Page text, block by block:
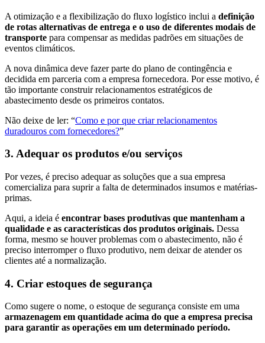
A otimização e a flexibilização do fluxo logístico inclui a definição
de rotas alternativas de entrega e o uso de diferentes modais de
transporte para compensar as medidas padrões em situações de
eventos climáticos.
A nova dinâmica deve fazer parte do plano de contingência e
decidida em parceria com a empresa fornecedora. Por esse motivo, é
tão importante construir relacionamentos estratégicos de
abastecimento desde os primeiros contatos.
Não deixe de ler: “Como e por que criar relacionamentos
duradouros com fornecedores?”
3. Adequar os produtos e/ou serviços
Por vezes, é preciso adequar as soluções que a sua empresa
comercializa para suprir a falta de determinados insumos e matérias-
primas.
Aqui, a ideia é encontrar bases produtivas que mantenham a
qualidade e as características dos produtos originais. Dessa
forma, mesmo se houver problemas com o abastecimento, não é
preciso interromper o fluxo produtivo, nem deixar de atender os
clientes até a normalização.
4. Criar estoques de segurança
Como sugere o nome, o estoque de segurança consiste em uma
armazenagem em quantidade acima do que a empresa precisa
para garantir as operações em um determinado período.